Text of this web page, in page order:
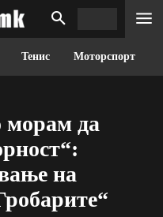
Тенис Моторспорт
морам да
на